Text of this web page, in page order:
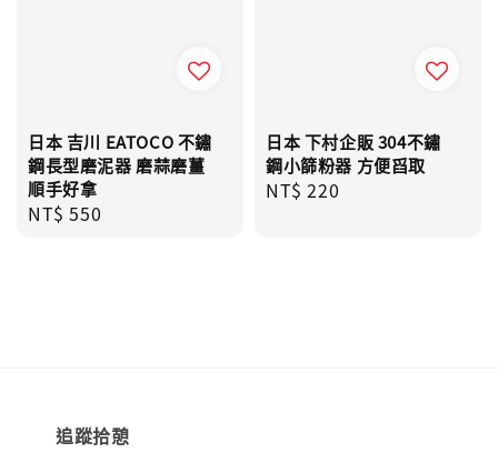
日本 吉川 EATOCO 不鏽
鋼長型磨泥器 磨蒜磨薑
順手好拿
Regular
NT$ 550
日本 下村企販 304不鏽
鋼小篩粉器 方便舀取
Regular
NT$ 220
追蹤拾憩